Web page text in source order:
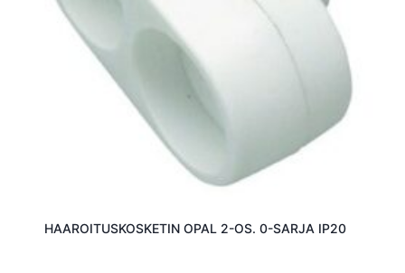
HAAROITUSKOSKETIN OPAL 2-OS. 0-SARJA IP20